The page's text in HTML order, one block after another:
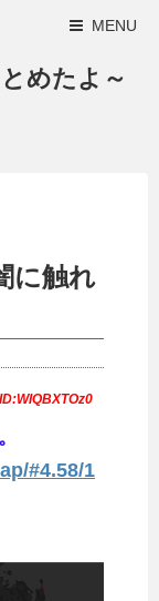
MENU
めたよ～
に触れ
ID:WIQBXTOz0
#4.58/1